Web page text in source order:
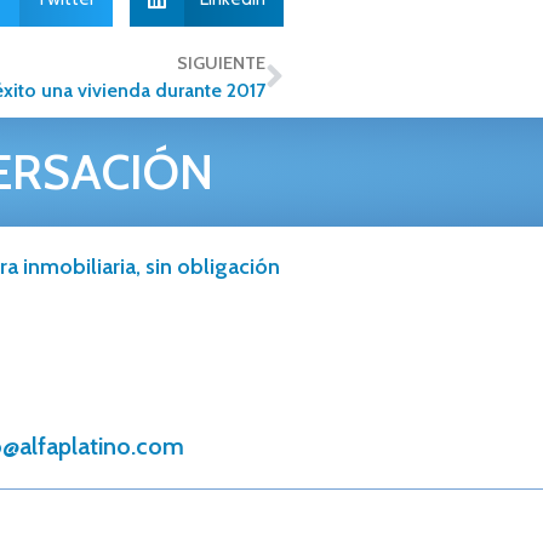
SIGUIENTE
una vivienda durante 2017
inmobiliaria, sin obligación